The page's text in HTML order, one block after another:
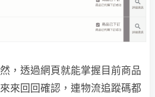
，透過網頁就能掌握目前商品
來回回確認，連物流追蹤碼都